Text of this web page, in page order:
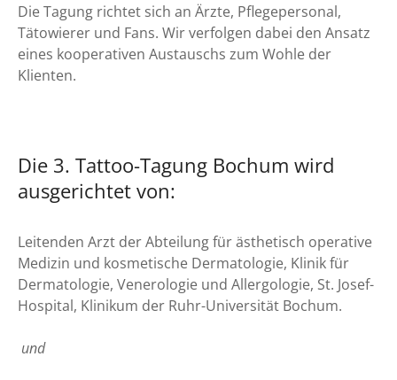
Die Tagung richtet sich an Ärzte, Pflegepersonal,
Tätowierer und Fans. Wir verfolgen dabei den Ansatz
eines kooperativen Austauschs zum Wohle der
Klienten.
Die 3. Tattoo-Tagung Bochum wird
ausgerichtet von:
Leitenden Arzt der Abteilung für ästhetisch operative
Medizin und kosmetische Dermatologie, Klinik für
Dermatologie, Venerologie und Allergologie, St. Josef-
Hospital, Klinikum der Ruhr-Universität Bochum.
und